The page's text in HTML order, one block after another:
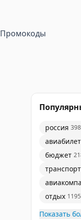
Промокоды
россия
бюджет
транспорт
отдых
Показать